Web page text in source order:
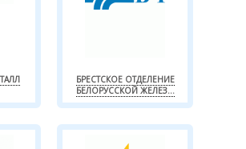
БРЕСТСКОЕ ОТДЕЛЕНИЕ
БЕЛОРУССКОЙ ЖЕЛЕЗ...